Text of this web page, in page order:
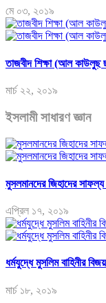
মে ০৩, ২০১৯
তাজবীদ শিক্ষা (আল কাউলুছ
মার্চ ২২, ২০১৯
ইসলামী সাধারণ জ্ঞান
মুসলমানদের জিহাদের
এপ্রিল ১৭, ২০১৯
ধর্মযুদ্ধে মুসলিম বাহিনীর
মার্চ ১৮, ২০১৯